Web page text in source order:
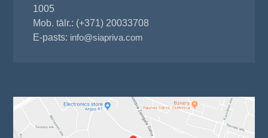
1005
Mob. tālr.: (+371) 20033708
E-pasts: info@siapriva.com